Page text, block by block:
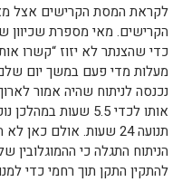
לקראת המסת הקרישים אצל
מעלות מדי פעם במשך יום
אותו לכדי 5.5
תנועה 24 שעות. אולם
הניתוח התגלה כי
להתקין התקן תוך רחמי כדי